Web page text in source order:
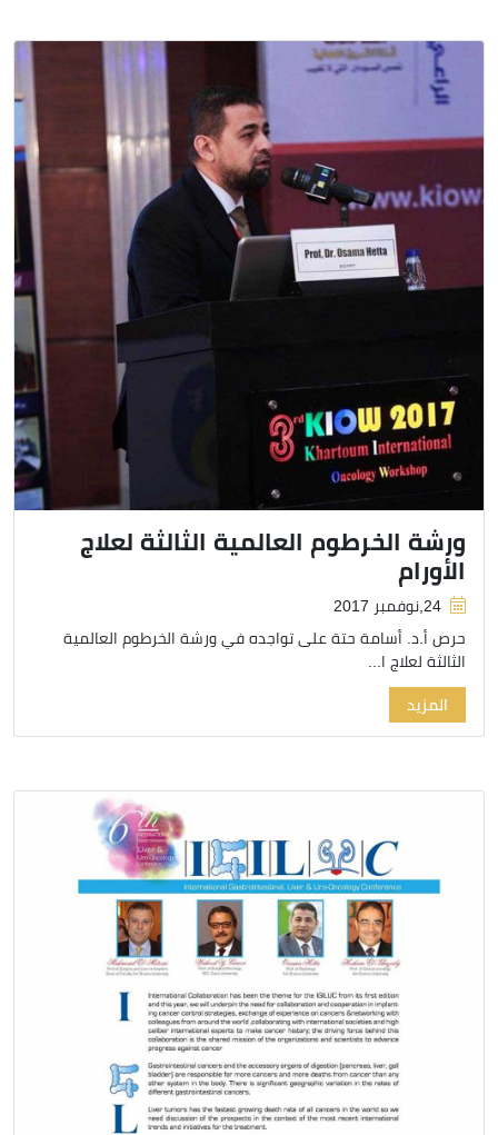
ورشة الخرطوم العالمية الثالثة لعلاج
الأورام
24,نوفمبر 2017
حرص أ.د. أسامة حتة على تواجده في ورشة الخرطوم العالمية
الثالثة لعلاج ا...
المزيد